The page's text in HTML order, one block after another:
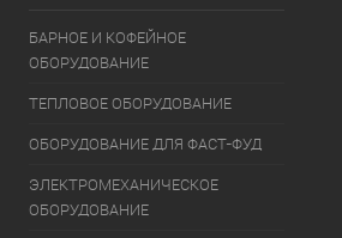
БАРНОЕ И КОФЕЙНОЕ
ОБОРУДОВАНИЕ
ТЕПЛОВОЕ ОБОРУДОВАНИЕ
ОБОРУДОВАНИЕ ДЛЯ ФАСТ-ФУД
ЭЛЕКТРОМЕХАНИЧЕСКОЕ
ОБОРУДОВАНИЕ